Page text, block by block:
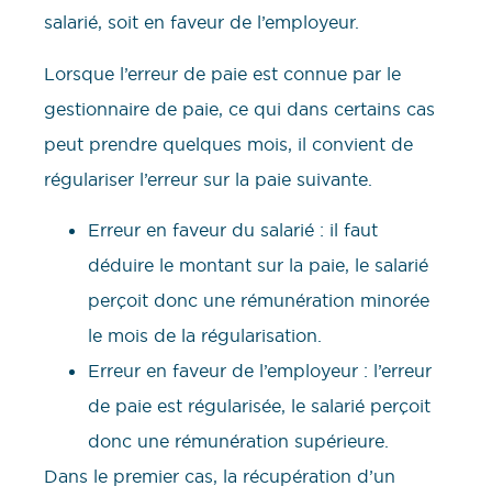
salarié, soit en faveur de l’employeur.
Lorsque l’erreur de paie est connue par le
gestionnaire de paie, ce qui dans certains cas
peut prendre quelques mois, il convient de
régulariser l’erreur sur la paie suivante.
Erreur en faveur du salarié : il faut
déduire le montant sur la paie, le salarié
perçoit donc une rémunération minorée
le mois de la régularisation.
Erreur en faveur de l’employeur : l’erreur
de paie est régularisée, le salarié perçoit
donc une rémunération supérieure.
Dans le premier cas, la récupération d’un